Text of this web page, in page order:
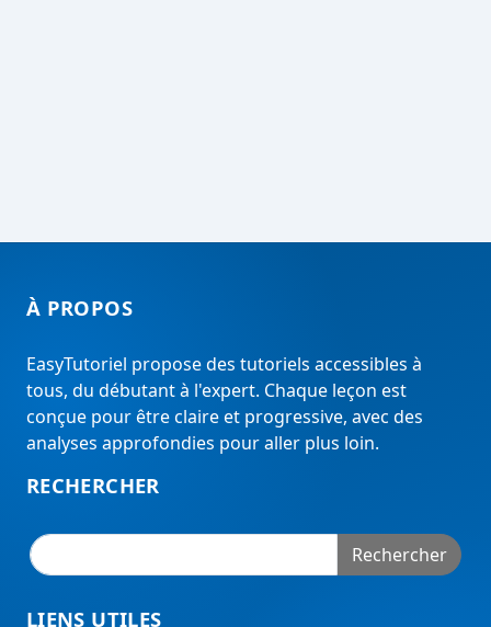
À PROPOS
EasyTutoriel propose des tutoriels accessibles à
tous, du débutant à l'expert. Chaque leçon est
conçue pour être claire et progressive, avec des
analyses approfondies pour aller plus loin.
RECHERCHER
Rechercher
LIENS UTILES